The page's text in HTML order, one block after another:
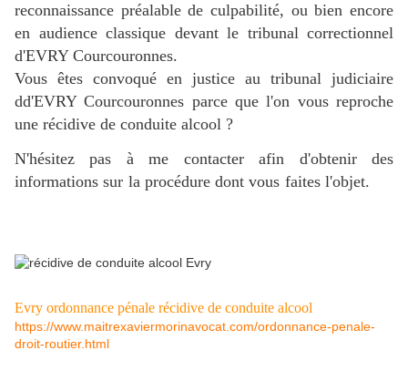
reconnaissance préalable de culpabilité, ou bien encore
en audience classique devant le tribunal correctionnel
d'EVRY Courcouronnes.
Vous êtes convoqué en justice au tribunal judiciaire
dd'EVRY Courcouronnes parce que l'on vous reproche
une récidive de conduite alcool ?
N'hésitez pas à me contacter afin d'obtenir des
informations sur la procédure dont vous faites l'objet.
Evry ordonnance pénale récidive de conduite alcool
https://www.maitrexaviermorinavocat.com/ordonnance-penale-
droit-routier.html